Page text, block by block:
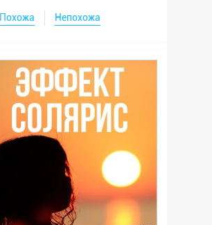
Похожа Непохожа